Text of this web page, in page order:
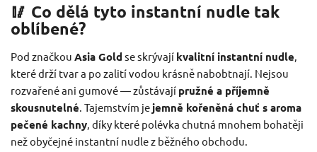
🥢 Co dělá tyto instantní nudle tak
oblíbené?
Pod značkou Asia Gold se skrývají kvalitní instantní nudle
které drží tvar a po zalití vodou krásně nabobtnají. Nejsou
rozvařené ani gumové — zůstávají pružné a příjemně
skousnutelné . Tajemstvím jejemně kořeněná chuť s aroma
pečené kachny , díky které polévka chutná mnohem bohatěji
než obyčejné instantní nudle z běžného obchodu.